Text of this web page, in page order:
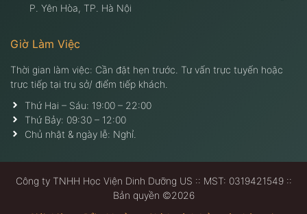
P. Yên Hòa, TP. Hà Nội
Giờ Làm Việc
Thời gian làm việc: Cần đặt hẹn trước. Tư vấn trực tuyến hoặc
trực tiếp tại trụ sở/ điểm tiếp khách.
Thứ Hai – Sáu: 19:00 – 22:00
Thứ Bảy: 09:30 – 12:00
Chủ nhật & ngày lễ: Nghỉ.
Công ty TNHH Học Viện Dinh Dưỡng US :: MST: 0319421549 ::
Bản quyền ©2026